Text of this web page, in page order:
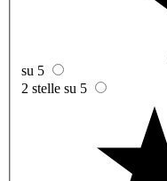
su 5
2 stelle su 5